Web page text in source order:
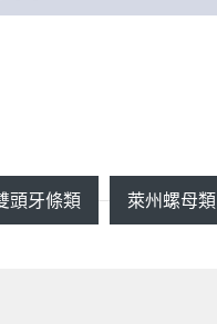
頭牙條類 萊州螺母類